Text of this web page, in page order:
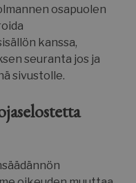
osapuolen
kanssa,
seuranta jos ja
sivustolle.
/ Verkkotunnus
Palveluntarjoaja / Verkkotunnus
/ Verkkotunnus